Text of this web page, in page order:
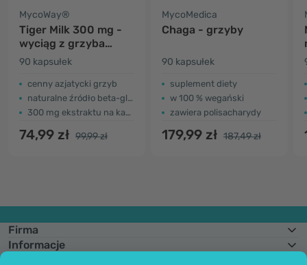
MycoWay®
Tiger Milk 300 mg -
wyciąg z grzyba
Lignosus rhinocerus
90 kapsułek
cenny azjatycki grzyb
naturalne źródło beta-glukanu
300 mg ekstraktu na kapsułkę
74,99 zł 99,99 zł
MycoMedica
Chaga - grzyby
90 kapsułek
suplement diety
w 100 % wegański
zawiera polisacharydy
179,99 zł 187,49 zł
Firma
Informacje